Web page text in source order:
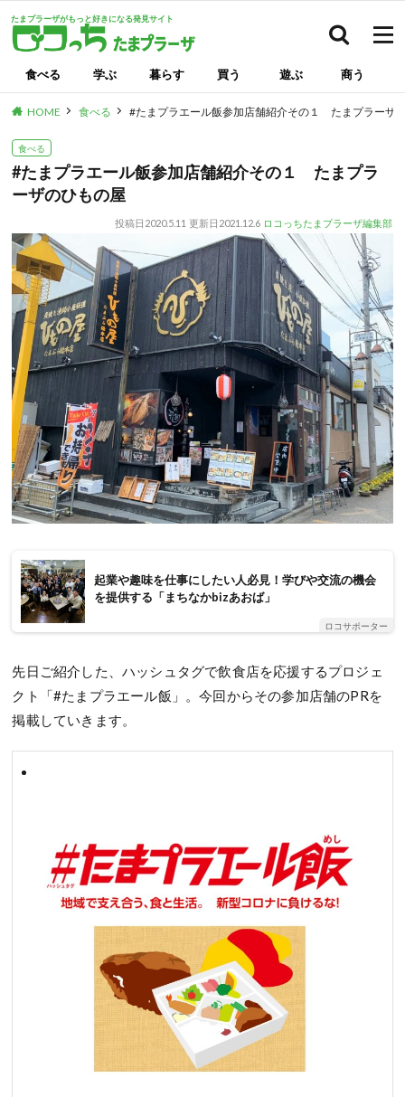
たまプラーザがもっと好きになる発見サイト
食べる 学ぶ 暮らす 買う 遊ぶ 商う
HOME 食べる #たまプラエール飯参加店舗紹介その１ たまプラーザ
食べる
#たまプラエール飯参加店舗紹介その１ たまプラ
ーザのひもの屋
投稿日 2020.5.11 更新日 2021.12.6 ロコっちたまプラーザ編集部
起業や趣味を仕事にしたい人必見！学びや交流の機会
を提供する「まちなかbizあおば」
ロコサポーター
先日ご紹介した、ハッシュタグで飲食店を応援するプロジェ
クト「#たまプラエール飯」。今回からその参加店舗のPRを
掲載していきます。